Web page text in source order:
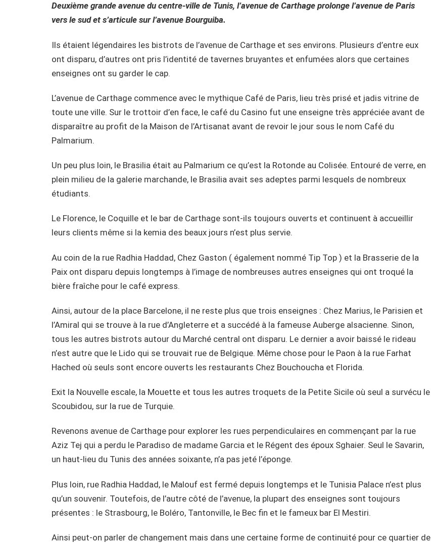
Deuxième grande avenue du centre-ville de Tunis, l’avenue de Carthage prolonge l’avenue de Paris
vers le sud et s’articule sur l’avenue Bourguiba.
Ils étaient légendaires les bistrots de l’avenue de Carthage et ses environs. Plusieurs d’entre eux
ont disparu, d’autres ont pris l’identité de tavernes bruyantes et enfumées alors que certaines
enseignes ont su garder le cap.
L’avenue de Carthage commence avec le mythique Café de Paris, lieu très prisé et jadis vitrine de
toute une ville. Sur le trottoir d’en face, le café du Casino fut une enseigne très appréciée avant de
disparaître au profit de la Maison de l’Artisanat avant de revoir le jour sous le nom Café du
Palmarium.
Un peu plus loin, le Brasilia était au Palmarium ce qu’est la Rotonde au Colisée. Entouré de verre, en
plein milieu de la galerie marchande, le Brasilia avait ses adeptes parmi lesquels de nombreux
étudiants.
Le Florence, le Coquille et le bar de Carthage sont-ils toujours ouverts et continuent à accueillir
leurs clients même si la kemia des beaux jours n’est plus servie.
Au coin de la rue Radhia Haddad, Chez Gaston ( également nommé Tip Top ) et la Brasserie de la
Paix ont disparu depuis longtemps à l’image de nombreuses autres enseignes qui ont troqué la
bière fraîche pour le café express.
Ainsi, autour de la place Barcelone, il ne reste plus que trois enseignes : Chez Marius, le Parisien et
l’Amiral qui se trouve à la rue d’Angleterre et a succédé à la fameuse Auberge alsacienne. Sinon,
tous les autres bistrots autour du Marché central ont disparu. Le dernier a avoir baissé le rideau
n’est autre que le Lido qui se trouvait rue de Belgique. Même chose pour le Paon à la rue Farhat
Hached où seuls sont encore ouverts les restaurants Chez Bouchoucha et Florida.
Exit la Nouvelle escale, la Mouette et tous les autres troquets de la Petite Sicile où seul a survécu le
Scoubidou, sur la rue de Turquie.
Revenons avenue de Carthage pour explorer les rues perpendiculaires en commençant par la rue
Aziz Tej qui a perdu le Paradiso de madame Garcia et le Régent des époux Sghaier. Seul le Savarin,
un haut-lieu du Tunis des années soixante, n’a pas jeté l’éponge.
Plus loin, rue Radhia Haddad, le Malouf est fermé depuis longtemps et le Tunisia Palace n’est plus
qu’un souvenir. Toutefois, de l’autre côté de l’avenue, la plupart des enseignes sont toujours
présentes : le Strasbourg, le Boléro, Tantonville, le Bec fin et le fameux bar El Mestiri.
Ainsi peut-on parler de changement mais dans une certaine forme de continuité pour ce quartier de